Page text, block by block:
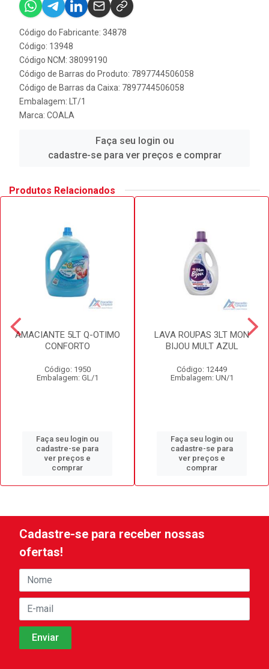
Código do Fabricante: 34878
Código: 13948
Código NCM: 38099190
Código de Barras do Produto: 7897744506058
Código de Barras da Caixa: 7897744506058
Embalagem: LT/1
Marca: COALA
Faça seu login ou
cadastre-se para ver preços e comprar
Produtos Relacionados
AMACIANTE 5LT Q-OTIMO
CONFORTO
Código: 1950
Embalagem: GL/1
Faça seu login ou
cadastre-se para
ver preços e
comprar
LAVA ROUPAS 3LT MON
BIJOU MULT AZUL
Código: 12449
Embalagem: UN/1
Faça seu login ou
cadastre-se para
ver preços e
comprar
Cadastre-se para receber nossas
ofertas!